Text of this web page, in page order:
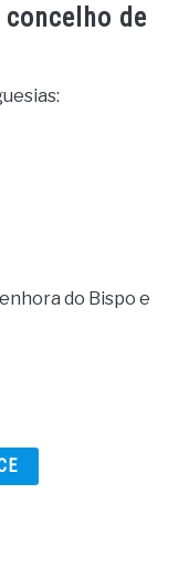
de
do Bispo e